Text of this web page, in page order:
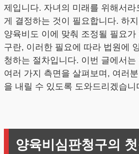
제입니다. 자녀의 미래를 위해서
게 결정하는 것이 필요합니다. 하
양육비도 이에 맞춰 조정될 필요
구란, 이러한 필요에 따라 법원에
청하는 절차입니다. 이번 글에서는
여러 가지 측면을 살펴보며, 여러
을 내릴 수 있도록 도와드리겠습니
양육비심판청구의